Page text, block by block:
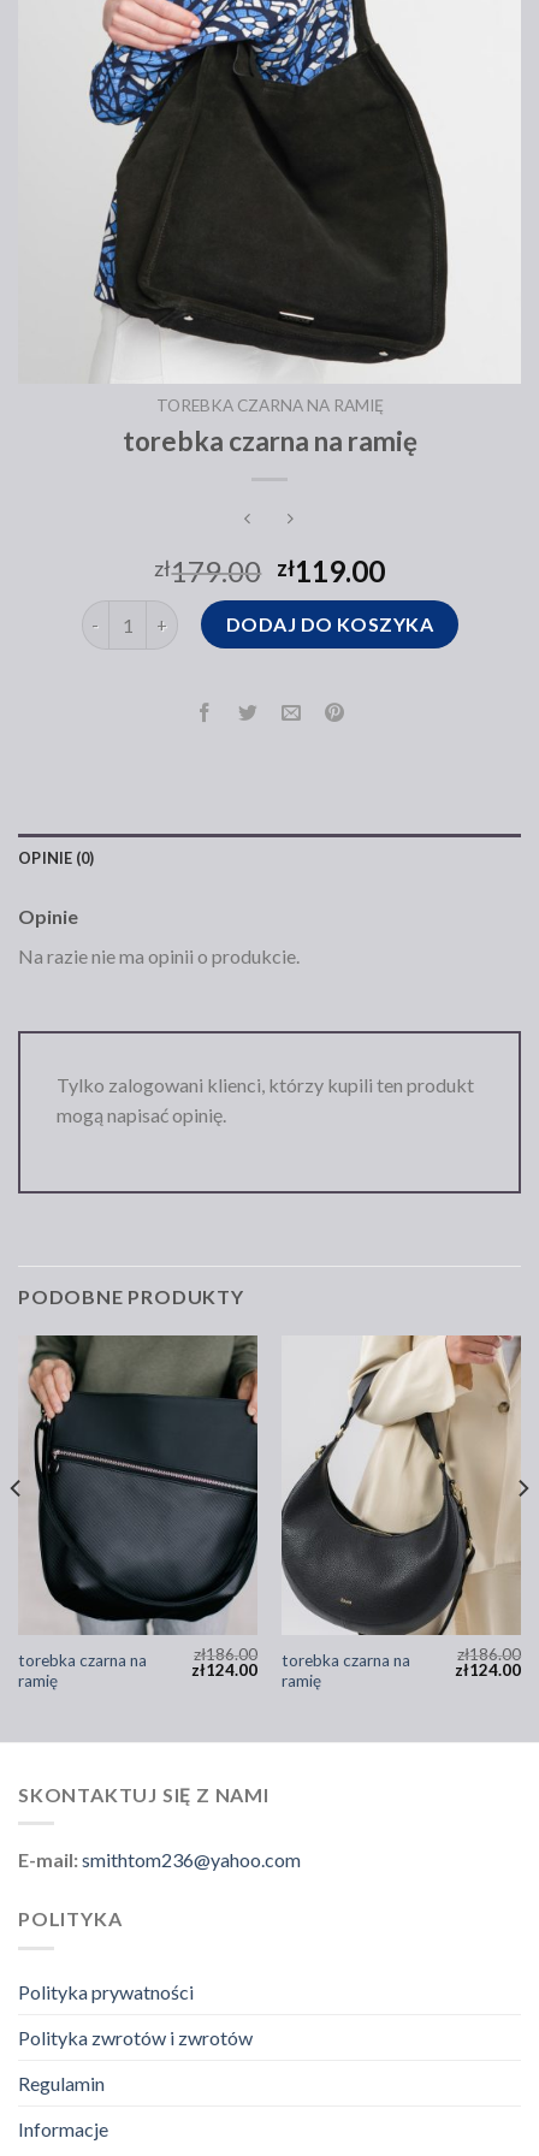
TOREBKA CZARNA NA RAMIĘ
torebka czarna na ramię
zł179.00 zł119.00
ilość torebka czarna na ramięDODAJ DO KOSZYKA
OPINIE (0)
Opinie
Na razie nie ma opinii o produkcie.
Tylko zalogowani klienci, którzy kupili ten produkt
mogą napisać opinię.
PODOBNE PRODUKTY
torebka czarna na
ramię
zł186.00
zł124.00
torebka czarna na
ramię
zł186.00
zł124.00
SKONTAKTUJ SIĘ Z NAMI
E-mail:smithtom236@yahoo.com
POLITYKA
Polityka prywatności
Polityka zwrotów i zwrotów
Regulamin
Informacje